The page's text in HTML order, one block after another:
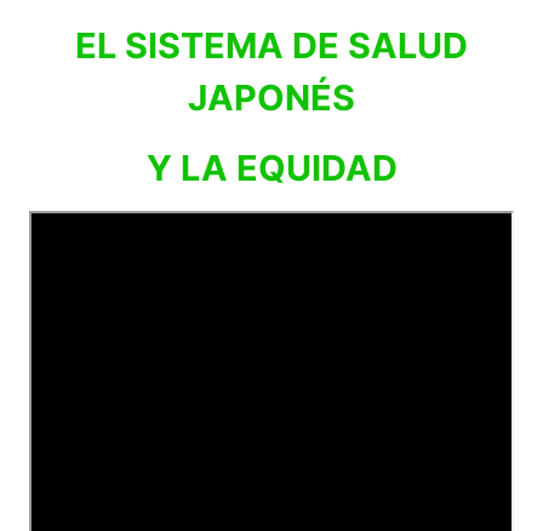
EL SISTEMA DE SALUD
JAPONÉS
Y LA EQUIDAD